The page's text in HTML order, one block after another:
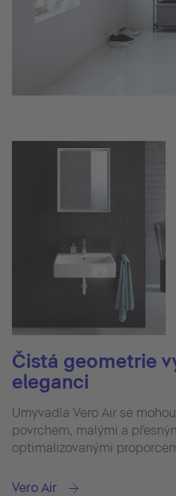
Čistá geometrie
eleganci
Umyvadla Vero Air se
povrchem, malými a
optimalizovanými
Vero Air